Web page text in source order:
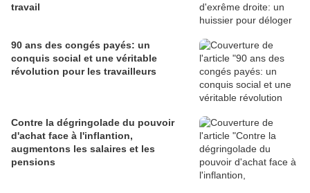
travail
90 ans des congés payés: un
conquis social et une véritable
révolution pour les travailleurs
Contre la dégringolade du pouvoir
d'achat face à l'inflantion,
augmentons les salaires et les
pensions